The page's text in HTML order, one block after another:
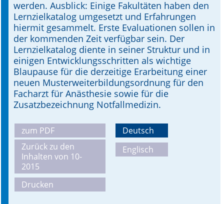
werden. Ausblick: Einige Fakultäten haben den
Lernzielkatalog umgesetzt und Erfahrungen
hiermit gesammelt. Erste Evaluationen sollen in
der kommenden Zeit verfügbar sein. Der
Lernzielkatalog diente in seiner Struktur und in
einigen Entwicklungsschritten als wichtige
Blaupause für die derzeitige Erarbeitung einer
neuen Musterweiterbildungsordnung für den
Facharzt für Anästhesie sowie für die
Zusatzbezeichnung Notfallmedizin.
zum PDF
Zurück zu den
Inhalten von 10-
2015
Drucken
Deutsch
Englisch